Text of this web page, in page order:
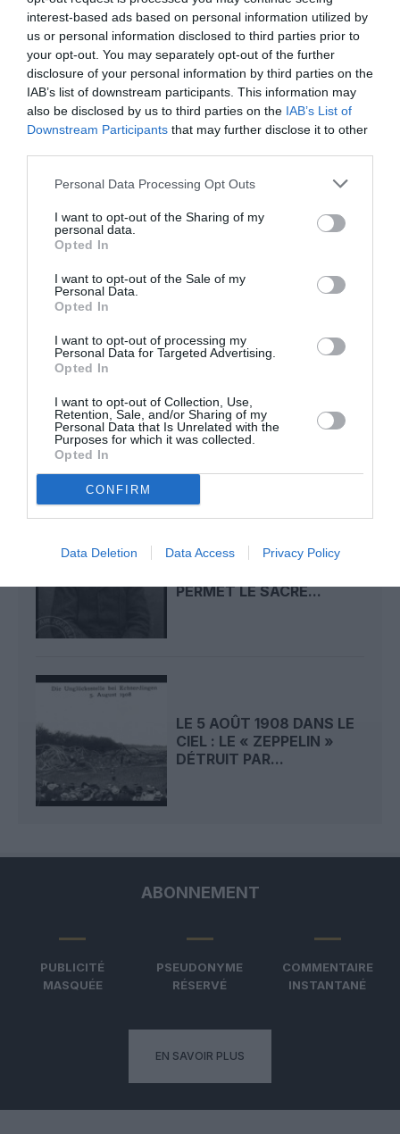
interest-based ads based on personal information utilized by
us or personal information disclosed to third parties prior to
your opt-out. You may separately opt-out of the further
disclosure of your personal information by third parties on the
IAB’s list of downstream participants. This information may
also be disclosed by us to third parties on the IAB’s List of
Downstream Participants that may further disclose it to other
Personal Data Processing Opt Outs
I want to opt-out of the Sharing of my
personal data.
Opted In
I want to opt-out of the Sale of my
Personal Data.
Opted In
I want to opt-out of processing my
Personal Data for Targeted Advertising.
Opted In
I want to opt-out of Collection, Use,
Retention, Sale, and/or Sharing of my
Personal Data that Is Unrelated with the
Purposes for which it was collected.
Opted In
CONFIRM
Data Deletion Data Access Privacy Policy
Nicoa commenté l'article :
A380 de Lufthansa : les « vrais » sièges hublot en
classe Affaires deviennent payants
Serge13
a commenté l'article :
histoire de l'aviation
CIEL : ROGER SOMMER
FAIT ENCORE
L’ACTUALITÉ
LE 6 AOÛT 1909 DANS LE
PERMET LE SACRE...
LE 5 AOÛT 1908 DANS LE
CIEL : LE « ZEPPELIN »
DÉTRUIT PAR...
ABONNEMENT
PUBLICITÉ
MASQUÉE
PSEUDONYME
RÉSERVÉ
COMMENTAIRE
INSTANTANÉ
EN SAVOIR PLUS